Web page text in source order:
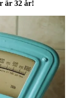
är 32 år!